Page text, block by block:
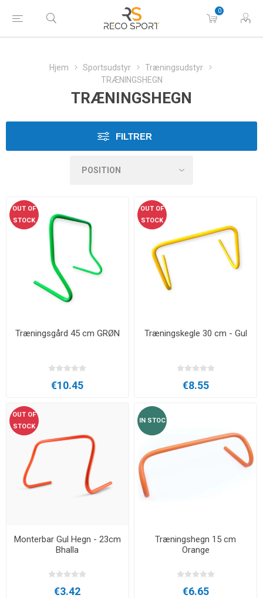
0
Hjem Sportsudstyr
Træningsudstyr
TRÆNINGSHEGN
TRÆNINGSHEGN
FILTRER
OUT OF
STOCK
Træningsgård 45 cm GRØN
€10.45
OUT OF
STOCK
Træningskegle 30 cm - Gul
€8.55
OUT OF
STOCK
Monterbar Gul Hegn - 23cm
Bhalla
€3.42
IN STOC
Træningshegn 15 cm
Orange
€6.65